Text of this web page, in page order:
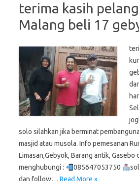
terima kasih
Malang beli 17
solo silahkan jika berminat
masjid atau musola. Info pemesanan
Limasan,Gebyok, Barang antik, Gasebo
menghubungi :
085647053750
dan follow… Read More »